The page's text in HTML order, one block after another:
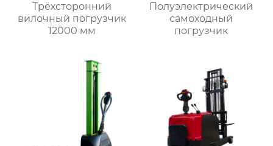
Трёхсторонний
вилочный погрузчик
12000 мм
Полуэлектрический
самоходный
погрузчик